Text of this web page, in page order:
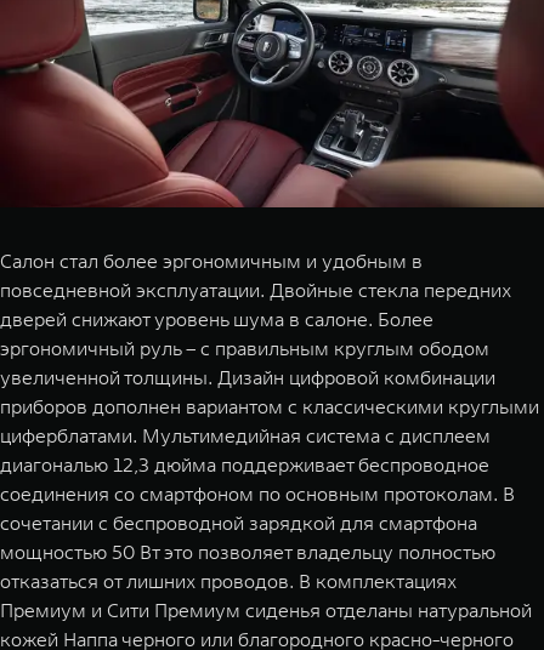
Салон стал более эргономичным и удобным в
повседневной эксплуатации. Двойные стекла передних
дверей снижают уровень шума в салоне. Более
эргономичный руль – с правильным круглым ободом
увеличенной толщины. Дизайн цифровой комбинации
приборов дополнен вариантом с классическими круглыми
циферблатами. Мультимедийная система с дисплеем
диагональю 12,3 дюйма поддерживает беспроводное
соединения со смартфоном по основным протоколам. В
сочетании с беспроводной зарядкой для смартфона
мощностью 50 Вт это позволяет владельцу полностью
отказаться от лишних проводов. В комплектациях
Премиум и Сити Премиум сиденья отделаны натуральной
кожей Наппа черного или благородного красно-черного